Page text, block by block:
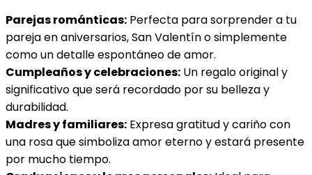
Parejas románticas: Perfecta para sorprender a tu
pareja en aniversarios, San Valentín o simplemente
como un detalle espontáneo de amor.
Cumpleaños y celebraciones: Un regalo original y
significativo que será recordado por su belleza y
durabilidad.
Madres y familiares: Expresa gratitud y cariño con
una rosa que simboliza amor eterno y estará presente
por mucho tiempo.